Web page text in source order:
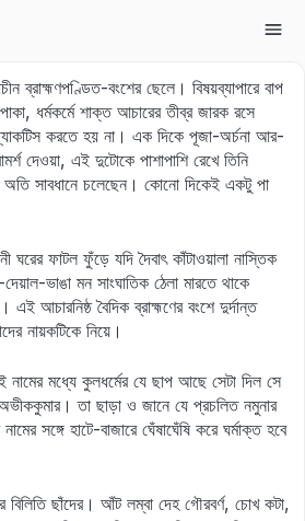
ব্রাহ্মণপণ্ডিত-বংশের ছেলে। বিষয়ব্যাপারে বাপ
ধর্মকর্মে শাক্ত আচারের তীব্র জারক রসে
করতে হয় না। এক দিকে পূজা-অর্চনা আর-
দেওয়া, এই দুটোকে পাশাপাশি রেখে তিনি
সাবধানে চলেছেন। কোনো দিকেই একটু পা
ঘরের ফাটল ফুঁড়ে যদি দৈবাৎ কাঁটাওয়ালা নাস্তিক
ভাঙা মন সাংঘাতিক ঠেলা মারতে থাকে
এই আচারনিষ্ঠ বৈদিক ব্রাহ্মণের বংশে দুর্দান্ত
নায়কটিকে নিয়ে।
মধ্যে কুলধর্মের যে ছাপ আছে সেটা দিল সে
তা ছাড়া ও জানে যে প্রচলিত নমুনার
সঙ্গে হাটে-বাজারে ঘেঁষাঘেঁষি করে ঘর্মাক্ত হবে
বিলিতি ছাঁদের। আঁট লম্বা দেহ গৌরবর্ণ, চোখ কটা,
Sign in
an account? Sign up
Lost your password?